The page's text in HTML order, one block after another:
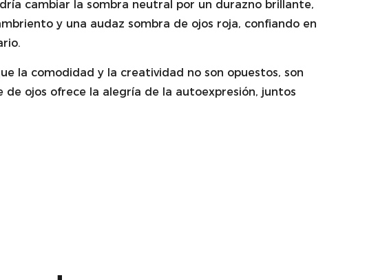
cambiar la sombra neutral por un durazno brillante,
y una audaz sombra de ojos roja, confiando en
la comodidad y la creatividad no son opuestos, son
ojos ofrece la alegría de la autoexpresión, juntos